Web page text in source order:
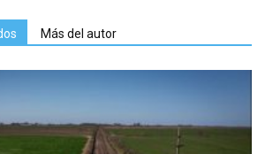
Más del autor